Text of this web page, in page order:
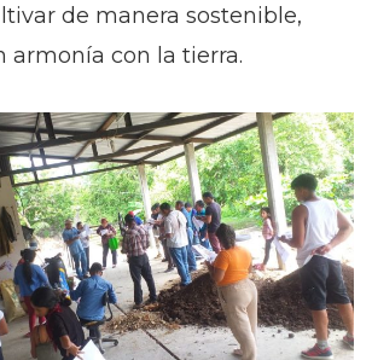
de manera sostenible,
armonía con la tierra.